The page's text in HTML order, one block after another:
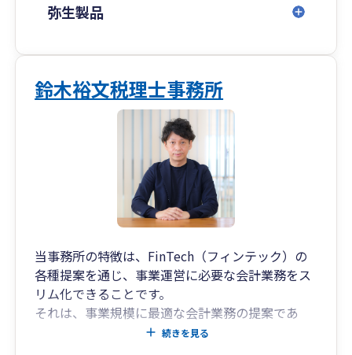
仕訳入力でのお困りごともどんどん質問してくだ
さい。
弥生製品
鈴木裕文税理士事務所
当事務所の特徴は、FinTech（フィンテック）の
各種提案を通じ、事業運営に必要な会計業務をス
リム化できることです。
それは、事業規模に最適な会計業務の提案であ
り、具体的な成果としては、コストダウン、イン
続きを見る